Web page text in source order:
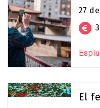
27
El